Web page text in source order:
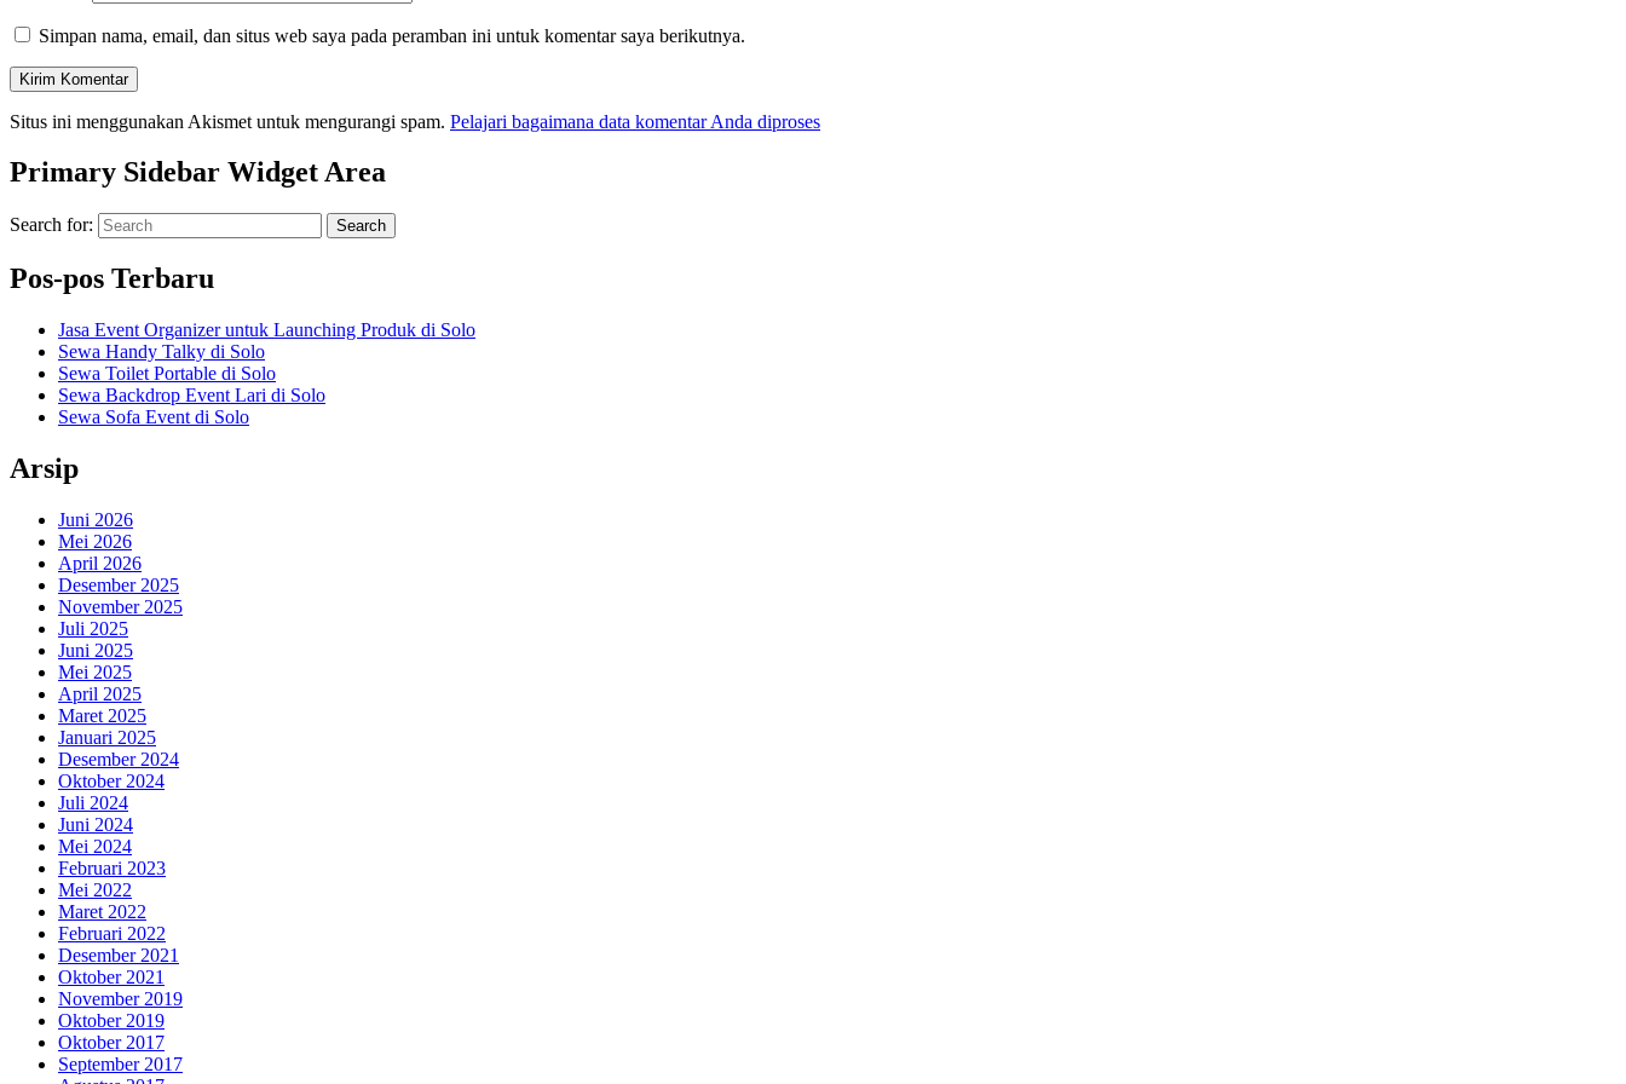
Simpan nama, email, dan situs web saya pada peramban ini untuk komentar saya berikutnya.
Situs ini menggunakan Akismet untuk mengurangi spam. Pelajari bagaimana data komentar Anda diproses
Primary Sidebar Widget Area
Search for: Search
Pos-pos Terbaru
Jasa Event Organizer untuk Launching Produk di Solo
Sewa Handy Talky di Solo
Sewa Toilet Portable di Solo
Sewa Backdrop Event Lari di Solo
Sewa Sofa Event di Solo
Arsip
Juni 2026
Mei 2026
April 2026
Desember 2025
November 2025
Juli 2025
Juni 2025
Mei 2025
April 2025
Maret 2025
Januari 2025
Desember 2024
Oktober 2024
Juli 2024
Juni 2024
Mei 2024
Februari 2023
Mei 2022
Maret 2022
Februari 2022
Desember 2021
Oktober 2021
November 2019
Oktober 2019
Oktober 2017
September 2017